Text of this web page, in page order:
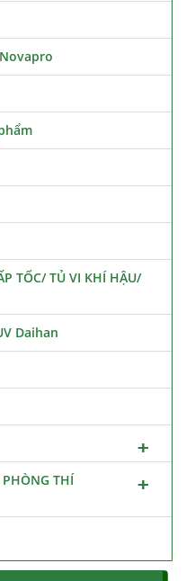
TỐC/ TỦ VI KHÍ HẬU/
Daihan
THÍ